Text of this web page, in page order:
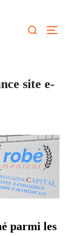
Rechercher :
site e-
parmi les